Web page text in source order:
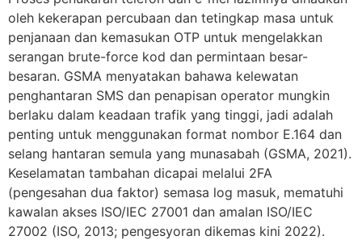
oleh kekerapan percubaan dan tetingkap masa untuk
penjanaan dan kemasukan OTP untuk mengelakkan
serangan brute-force kod dan permintaan besar-
besaran. GSMA menyatakan bahawa kelewatan
penghantaran SMS dan penapisan operator mungkin
berlaku dalam keadaan trafik yang tinggi, jadi adalah
penting untuk menggunakan format nombor E.164 dan
selang hantaran semula yang munasabah (GSMA, 2021).
Keselamatan tambahan dicapai melalui 2FA
(pengesahan dua faktor) semasa log masuk, mematuhi
kawalan akses ISO/IEC 27001 dan amalan ISO/IEC
27002 (ISO, 2013; pengesyoran dikemas kini 2022).